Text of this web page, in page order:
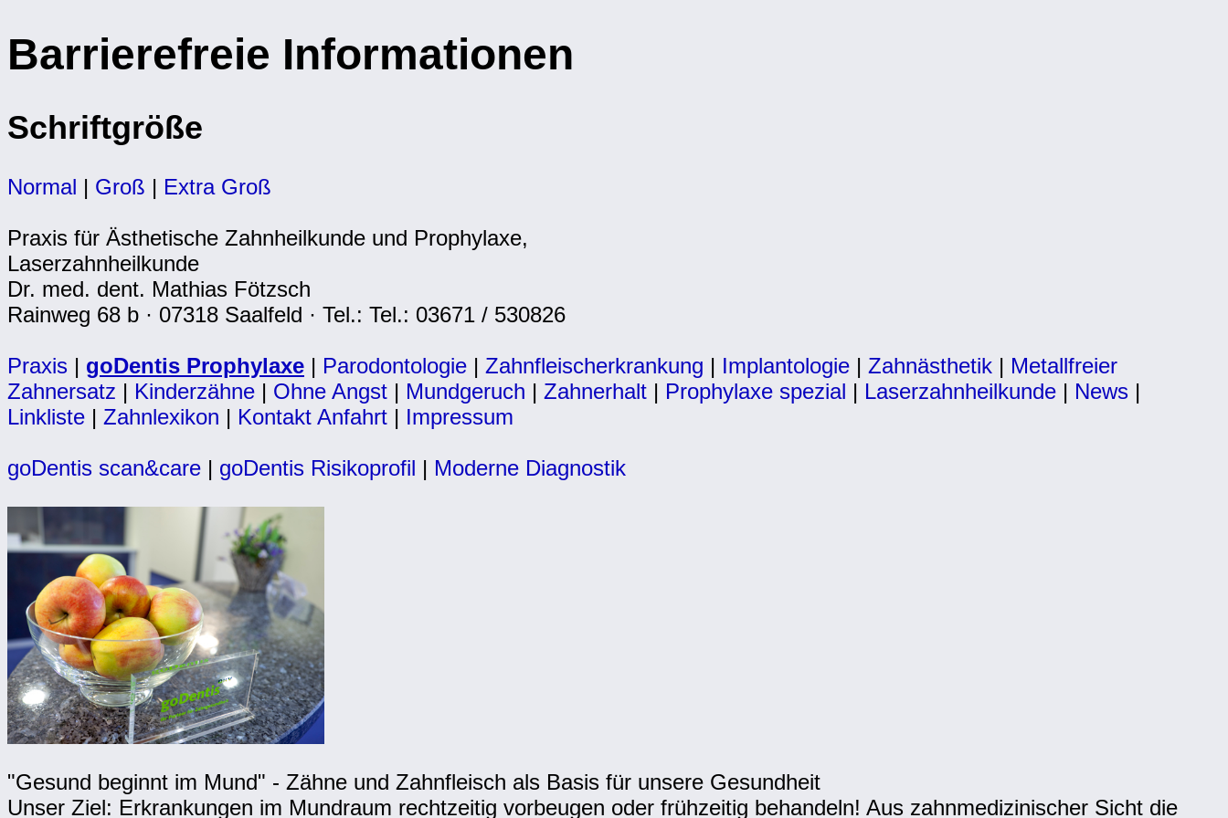
Barrierefreie Informationen
Schriftgröße
Normal | Groß | Extra Groß
Praxis für Ästhetische Zahnheilkunde und Prophylaxe,
Laserzahnheilkunde
Dr. med. dent. Mathias Fötzsch
Rainweg 68 b · 07318 Saalfeld · Tel.: Tel.: 03671 / 530826
Praxis | goDentis Prophylaxe | Parodontologie | Zahnfleischerkrankung | Implantologie | Zahnästhetik | Metallfreier
Zahnersatz | Kinderzähne | Ohne Angst | Mundgeruch | Zahnerhalt | Prophylaxe spezial | Laserzahnheilkunde | News |
Linkliste | Zahnlexikon | Kontakt Anfahrt | Impressum
goDentis scan&care | goDentis Risikoprofil | Moderne Diagnostik
"Gesund beginnt im Mund" - Zähne und Zahnfleisch als Basis für unsere Gesundheit
Unser Ziel: Erkrankungen im Mundraum rechtzeitig vorbeugen oder frühzeitig behandeln! Aus zahnmedizinischer Sicht die